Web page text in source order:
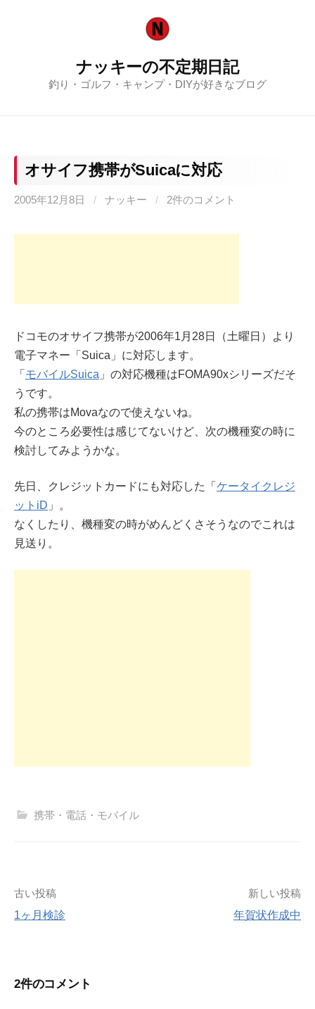
ナッキーの不定期日記
釣り・ゴルフ・キャンプ・DIYが好きなブログ
オサイフ携帯がSuicaに対応
2005年12月8日 / ナッキー / 2件のコメント
ドコモのオサイフ携帯が2006年1月28日（土曜日）より
電子マネー「Suica」に対応します。
「 モバイルSuica 」の対応機種はFOMA90xシリーズだそ
うです。
私の携帯はMovaなので使えないね。
今のところ必要性は感じてないけど、次の機種変の時に
検討してみようかな。
先日、クレジットカードにも対応した「 ケータイクレジ
ットiD 」。
なくしたり、機種変の時がめんどくさそうなのでこれは
見送り。
携帯・電話・モバイル
投
ビ
古い投稿
1ヶ月検診
新しい投稿
年賀状作成中
2件のコメント